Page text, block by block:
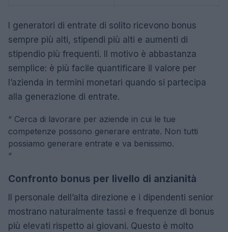
I generatori di entrate di solito ricevono bonus
sempre più alti, stipendi più alti e aumenti di
stipendio più frequenti. Il motivo è abbastanza
semplice: è più facile quantificare il valore per
l’azienda in termini monetari quando si partecipa
alla generazione di entrate.
“ Cerca di lavorare per aziende in cui le tue
competenze possono generare entrate. Non tutti
possiamo generare entrate e va benissimo.
“
Confronto bonus per livello di anzianità
Il personale dell’alta direzione e i dipendenti senior
mostrano naturalmente tassi e frequenze di bonus
più elevati rispetto ai giovani. Questo è molto